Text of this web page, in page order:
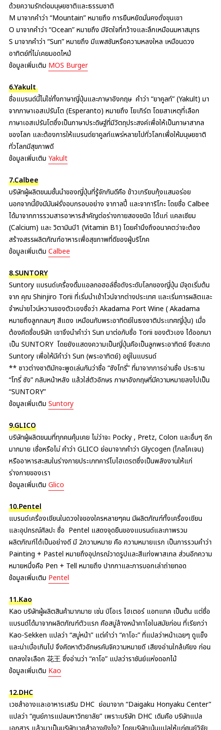
ด้วยความรักต่อมนุษยชาติและธรรมชาติ
M มาจากคำว่า “Mountain” หมายถึง การยืนหยัดมั่นคงดั่งขุนเขา
O มาจากคำว่า “Ocean” หมายถึง มีจิตใจที่กว้างและลึกเหมือนมหาสมุทร
S มาจากคำว่า “Sun” หมายถึง มีแพสชันหรือความหลงใหล เหมือนดวง
อาทิตย์ที่ไม่เคยมอดไหม้
ข้อมูลเพิ่มเติม MOS Burger
6.Yakult
ชื่อแบรนด์นี้ไม่ใช่ทั้งภาษาญี่ปุ่นและภาษาอังกฤษ คำว่า “ยาคูลท์” (Yakult) มา
จากภาษาเอสเปรันโต (Esperanto) หมายถึง โยเกิร์ต โดยสาเหตุที่เลือก
ภาษาเอสเปรันโตซึ่งเป็นภาษาประดิษฐ์ที่มีวัตถุประสงค์เพื่อให้เป็นภาษาสากล
ของโลก และต้องการให้แบรนด์ยาคูลท์แพร่หลายไปทั่วโลกเพื่อให้มนุษยชาติ
ทั่วโลกมีสุขภาพดี
ข้อมูลเพิ่มเติม Yakult
7.Calbee
บริษัทผู้ผลิตขนมชั้นนำของญี่ปุ่นที่รู้จักกันดีคือ ข้าวเกรียบกุ้งแสนอร่อย
นอกจากนี้ยังมีมันฝรั่งอบกรอบอย่าง จากาลปี้ และจาการิโกะ โดยชื่อ Calbee
ได้มาจากการรวมสารอาหารสำคัญต่อร่างกายสองชนิด ได้แก่ แคลเซียม
(Calcium) และ วิตามินบี1 (Vitamin B1) โดยคำนึงถึงอนาคตว่าจะต้อง
สร้างสรรผลิตภัณฑ์อาหารเพื่อสุขภาพที่ดีของผู้บริโภค
ข้อมูลเพิ่มเติม Calbee
8.SUNTORY
Suntory แบรนด์เครื่องดื่มแอลกอฮอล์ชื่อดังระดับโลกของญี่ปุ่น มีจุดเริ่มต้น
จาก คุณ Shinjiro Torii ที่เริ่มนำเข้าไวน์จากต่างประเทศ และเริ่มการผลิตและ
จำหน่ายไวน์หวานของตัวเองชื่อว่า Akadama Port Wine ( Akadama
หมายถึงลูกกลมๆ สีแดง เหมือนกับพระอาทิตย์ในธงชาติประเทศญี่ปุ่น) เมื่อ
ต้องคิดชื่อบริษัท เขาจึงนำคำว่า Sun มาต่อกับชื่อ Torii ของตัวเอง ได้ออกมา
เป็น SUNTORY โดยยังแสดงความเป็นญี่ปุ่นคือเป็นลูกพระอาทิตย์ จึงสะกด
Suntory เพื่อให้มีคำว่า Sun (พระอาทิตย์) อยู่ในแบรนด์
** ชาวต่างชาติมักจะพูดเล่นกันว่าชื่อ “ซังโทรี่” ที่มาจากการอ่านชื่อ ประธาน
“โทรี่ ซัง” กลับหน้าหลัง แล้วใส่ตัวอักษร ภาษาอังกฤษที่มีความหมายลงไปเป็น
“SUNTORY”
ข้อมูลเพิ่มเติม Suntory
9.GLICO
บริษัทผู้ผลิตขนมที่ทุกคนคุ้นเคย ไม่ว่าจะ Pocky , Pretz, Colon และอื่นๆ อีก
มากมาย เชื่อหรือไม่ คำว่า GLICO ย่อมาจากคำว่า Glycogen (ไกลโคเจน)
หรืออาหารสะสมในร่างกายประเภทคาร์โบไฮเดรตซึ่งเป็นพลังงานให้แก่
ร่างกายของเรา
ข้อมูลเพิ่มเติม Glico
10.Pentel
แบรนด์เครื่องเขียนในดวงใจของใครหลายๆคน มีผลิตภัณฑ์ทั้งเครื่องเขียน
และอุปกรณ์ศิลปะ ชื่อ Pentel แสดงจุดยืนของแบรนด์และภาพรวม
ผลิตภัณฑ์ได้เป็นอย่างดี มี 2ความหมาย คือ ความหมายแรก เป็นการรวมคำว่า
Painting + Pastel หมายถึงอุปกรณ์วาดรูปและสีแท่งพาสเทล ส่วนอีกความ
หมายหนึ่งคือ Pen + Tell หมายถึง ปากกาและการบอกเล่าถ่ายทอด
ข้อมูลเพิ่มเติม Pentel
11.Kao
Kao บริษัทผู้ผลิตสินค้ามากมาย เช่น บิโอเร ไฮเตอร์ แอทแทค เป็นต้น แต่ชื่อ
แบรนด์ได้มาจากผลิตภัณฑ์ตัวแรก คือสบู่ล้างหน้าคาโอในสมัยก่อน ที่เรียกว่า
Kao-Sekken แปลว่า “สบู่หน้า” แต่คำว่า “คาโอะ” ที่แปลว่าหน้าเฉยๆ ดูแข็ง
และน่าเบื่อเกินไป จึงคิดหาตัวอักษรคันจิความหมายดี เสียงอ่านใกล้เคียง ก่อน
ตกลงใจเลือก 花王 ซึ่งอ่านว่า “คาโอ” แปลว่าราชันย์แห่งดอกไม้
ข้อมูลเพิ่มเติม Kao
12.DHC
เวชสำอางและอาหารเสริม DHC ย่อมาจาก “Daigaku Honyaku Center”
แปลว่า “ศูนย์การแปลมหาวิทยาลัย” เพราะบริษัท DHC เดิมคือ บริษัทแปล